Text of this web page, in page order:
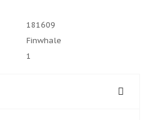
181609
Finwhale
1